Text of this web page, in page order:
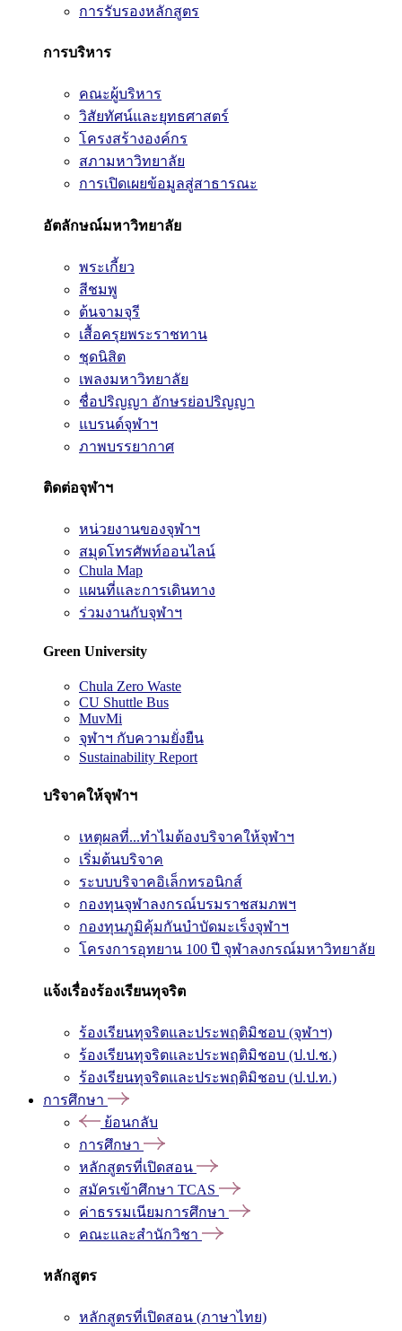
การรับรองหลักสูตร
การบริหาร
คณะผู้บริหาร
วิสัยทัศน์และยุทธศาสตร์
โครงสร้างองค์กร
สภามหาวิทยาลัย
การเปิดเผยข้อมูลสู่สาธารณะ
อัตลักษณ์มหาวิทยาลัย
พระเกี้ยว
สีชมพู
ต้นจามจุรี
เสื้อครุยพระราชทาน
ชุดนิสิต
เพลงมหาวิทยาลัย
ชื่อปริญญา อักษรย่อปริญญา
แบรนด์จุฬาฯ
ภาพบรรยากาศ
ติดต่อจุฬาฯ
หน่วยงานของจุฬาฯ
สมุดโทรศัพท์ออนไลน์
Chula Map
แผนที่และการเดินทาง
ร่วมงานกับจุฬาฯ
Green University
Chula Zero Waste
CU Shuttle Bus
MuvMi
จุฬาฯ กับความยั่งยืน
Sustainability Report
บริจาคให้จุฬาฯ
เหตุผลที่...ทำไมต้องบริจาคให้จุฬาฯ
เริ่มต้นบริจาค
ระบบบริจาคอิเล็กทรอนิกส์
กองทุนจุฬาลงกรณ์บรมราชสมภพฯ
กองทุนภูมิคุ้มกันบำบัดมะเร็งจุฬาฯ
โครงการอุทยาน 100 ปี จุฬาลงกรณ์มหาวิทยาลัย
แจ้งเรื่องร้องเรียนทุจริต
ร้องเรียนทุจริตและประพฤติมิชอบ (จุฬาฯ)
ร้องเรียนทุจริตและประพฤติมิชอบ (ป.ป.ช.)
ร้องเรียนทุจริตและประพฤติมิชอบ (ป.ป.ท.)
การศึกษา
ย้อนกลับ
การศึกษา
หลักสูตรที่เปิดสอน
สมัครเข้าศึกษา TCAS
ค่าธรรมเนียมการศึกษา
คณะและสำนักวิชา
หลักสูตร
หลักสูตรที่เปิดสอน (ภาษาไทย)